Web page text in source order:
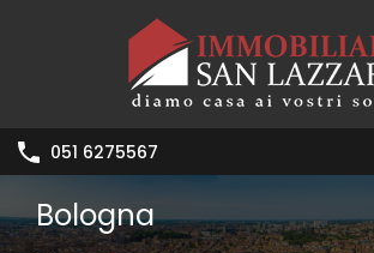
051 6275567
Bologna